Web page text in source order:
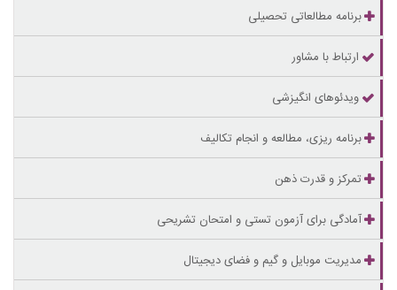
برنامه مطالعاتی تحصیلی
ارتباط با مشاور
ویدئوهای انگیزشی
برنامه ریزی، مطالعه و انجام تکالیف
تمرکز و قدرت ذهن
آمادگی برای آزمون تستی و امتحان تشریحی
مدیریت موبایل و گیم و فضای دیجیتال